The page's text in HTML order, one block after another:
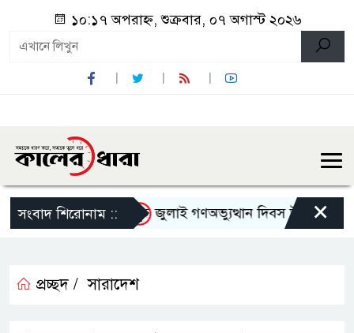
১০:১৭ অপরাহ্ন, শুক্রবার, ০৭ অগাস্ট ২০২৬
সংবাদ শিরোনাম ::
হেনস্থার অভিযোগ জুলাই গণঅভ্যুত্থান দিবস উপলক্ষে ×
প্রচ্ছদ / সারাদেশ